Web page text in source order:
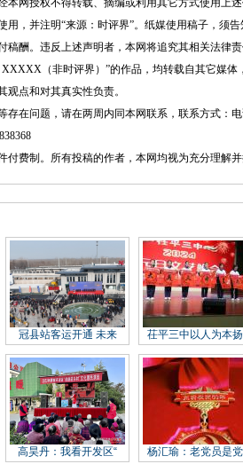
本网授权不得转载、摘编或利用其它方式使用上
用，并注明“来源：时评界”。纸媒使用稿子，须
稿酬。违反上述声明者，本网将追究其相关法律
（非时评界）”的作品，均转载自其它媒体
观点和对其真实性负责。
在问题，请在两周内同本网联系，联系方式：电
费制。所有投稿的作者，本网均视为充分理解并
冠县站客运开通 未来 茌平三中以人为本
高昊丹：我看开发区“ 杨汇瑜：老党员是